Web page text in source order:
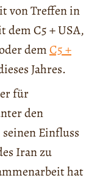
von Treffen in
dem C5 + USA,
demC5 +
Jahres.
für
den
Einfluss
Iran zu
hat